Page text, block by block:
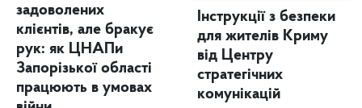
задоволених
клієнтів, але бракує
рук: як ЦНАПи
Запорізької області
працюють в умовах
Інструкції з безпеки
для жителів Криму
від Центру
стратегічних
комунікацій